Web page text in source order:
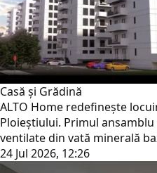
Casă și Grădină
ALTO Home redefinește
Ploieștiului. Primul
ventilate din vată minerală
24 Jul 2026, 12:26